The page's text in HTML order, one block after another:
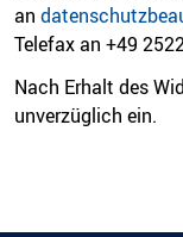
an
Telefax an +49
Nach Erhalt des
unverzüglich ein.